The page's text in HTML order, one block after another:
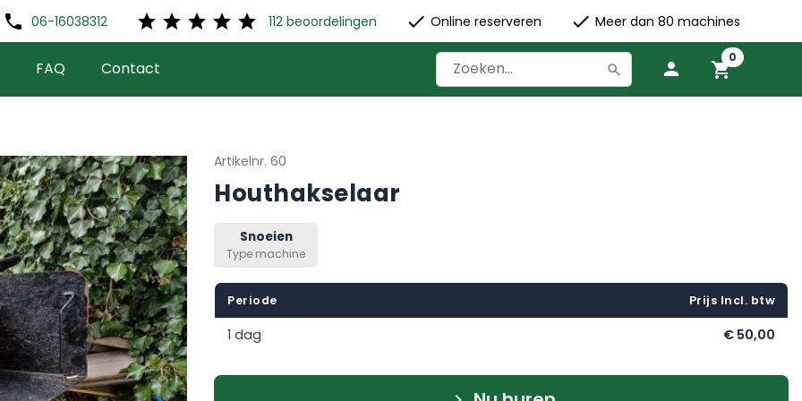
phone 06-16038312 star star star star star 112 beoordelingen check Online reserveren check Meer dan 80 machines
FAQ Contact person shopping_cart
0


Artikelnr. 60
Houthakselaar
Snoeien
Type machine
Periode Prijs Incl. btw
1 dag € 50,00